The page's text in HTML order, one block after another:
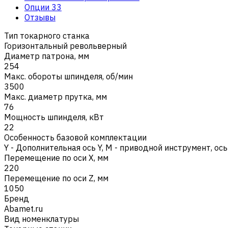
Опции 33
Отзывы
Тип токарного станка
Горизонтальный револьверный
Диаметр патрона, мм
254
Макс. обороты шпинделя, об/мин
3500
Макс. диаметр прутка, мм
76
Мощность шпинделя, кВт
22
Особенность базовой комплектации
Y - Дополнительная ось Y, M - приводной инструмент,
Перемещение по оси X, мм
220
Перемещение по оси Z, мм
1050
Бренд
Abamet.ru
Вид номенклатуры